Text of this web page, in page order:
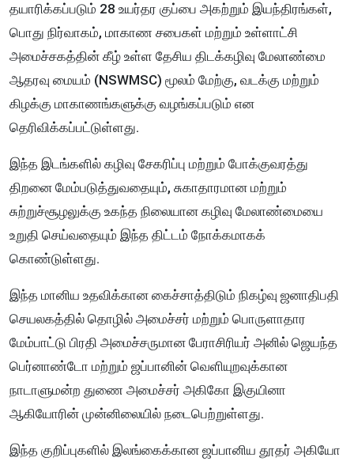
தயாரிக்கப்படும் 28 உயர்தர குப்பை அகற்றும் இயந்திரங்கள்,
பொது நிர்வாகம், மாகாண சபைகள் மற்றும் உள்ளாட்சி
அமைச்சகத்தின் கீழ் உள்ள தேசிய திடக்கழிவு மேலாண்மை
ஆதரவு மையம் (NSWMSC) மூலம் மேற்கு, வடக்கு மற்றும்
கிழக்கு மாகாணங்களுக்கு வழங்கப்படும் என
தெரிவிக்கப்பட்டுள்ளது.
இந்த இடங்களில் கழிவு சேகரிப்பு மற்றும் போக்குவரத்து
திறனை மேம்படுத்துவதையும், சுகாதாரமான மற்றும்
சுற்றுச்சூழலுக்கு உகந்த நிலையான கழிவு மேலாண்மையை
உறுதி செய்வதையும் இந்த திட்டம் நோக்கமாகக்
கொண்டுள்ளது.
இந்த மானிய உதவிக்கான கைச்சாத்திடும் நிகழ்வு ஜனாதிபதி
செயலகத்தில் தொழில் அமைச்சர் மற்றும் பொருளாதார
மேம்பாட்டு பிரதி அமைச்சருமான பேராசிரியர் அனில் ஜெயந்த
பெர்னாண்டோ மற்றும் ஜப்பானின் வெளியுறவுக்கான
நாடாளுமன்ற துணை அமைச்சர் அகிகோ இகுயினா
ஆகியோரின் முன்னிலையில் நடைபெற்றுள்ளது.
இந்த குறிப்புகளில் இலங்கைக்கான ஜப்பானிய தூதர் அகியோ